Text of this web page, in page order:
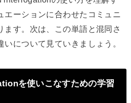
エーションに合わせたコミュニ
ます。次は、この単語と混同さ
について見ていきましょう。
を使いこなすための学習